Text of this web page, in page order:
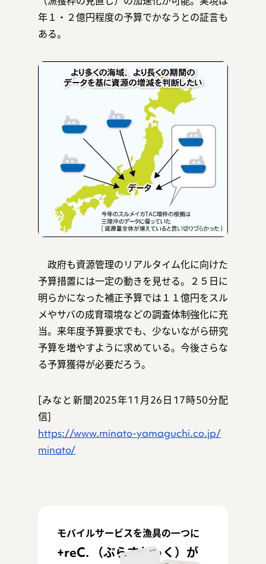
年１・２億円程度の予算でかなうとの証言も
ある。
政府も資源管理のリアルタイム化に向けた
予算措置には一定の動きを見せる。２５日に
明らかになった補正予算では１１億円をスル
メやサバの成育環境などの調査体制強化に充
当。来年度予算要求でも、少ないながら研究
予算を増やすように求めている。今後さらな
る予算獲得が必要だろう。
[みなと新聞2025年11月26日17時50分配
信]
https://www.minato-yamaguchi.co.jp/
minato/
モバイルサービスを漁具の一つに
+reC. （ぷらすれっく）が